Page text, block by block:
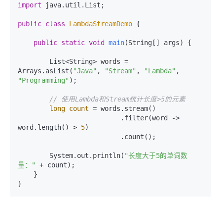
import java.util.List;
public class LambdaStreamDemo {
public static void main(String[] args) {
Arrays.asList( "Java" , "Stream" , "Lambda"
"Programming" );
// 使用Lambda和Stream统计长度>5的元素
long count = words.stream()
word.length() > 5)
        System.out.println(
"长度大于5的单词数
量："
+ count);